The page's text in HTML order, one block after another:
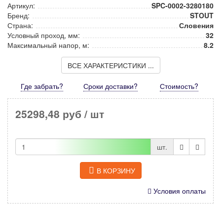
Артикул:
SPC-0002-3280180
Бренд:
STOUT
Страна:
Словения
Условный проход, мм:
32
Максимальный напор, м:
8.2
ВСЕ ХАРАКТЕРИСТИКИ ...
Где забрать? Сроки доставки? Стоимость?
25298,48 руб / шт
шт.
В КОРЗИНУ
Условия оплаты